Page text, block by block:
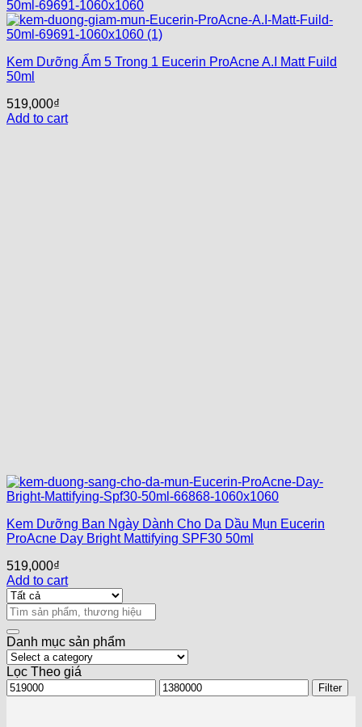
Kem Dưỡng Ẩm 5 Trong 1 Eucerin ProAcne A.I Matt Fuild
50ml
519,000₫
Add to cart
Kem Dưỡng Ban Ngày Dành Cho Da Dầu Mụn Eucerin
ProAcne Day Bright Mattifying SPF30 50ml
519,000₫
Add to cart
Search
for:
Danh mục sản phẩm
Lọc Theo giá
Min
price
Max
price
Filter